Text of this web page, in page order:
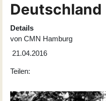
Deutschland
Details
von CMN Hamburg
21.04.2016
Teilen: